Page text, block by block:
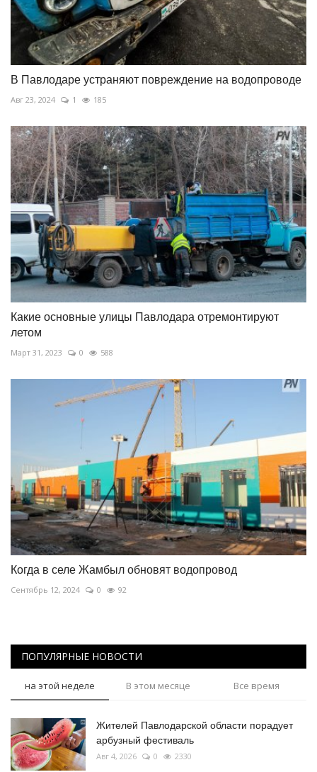
В Павлодаре устраняют повреждение на водопроводе
Авг 23, 2024 1 185
Какие основные улицы Павлодара отремонтируют
летом
Март 31, 2023 0 588
Когда в селе Жамбыл обновят водопровод
Сентябрь 12, 2024 0 92
ПОПУЛЯРНЫЕ НОВОСТИ
на этой неделе В этом месяце Все время
Жителей Павлодарской области порадует
арбузный фестиваль
Авг 4, 2026 0 2330